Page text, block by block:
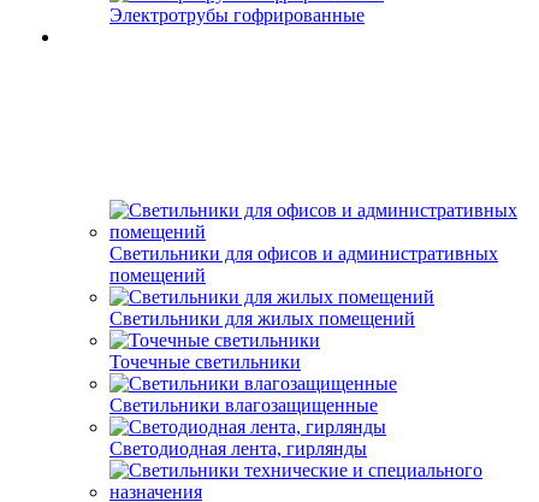
Электротрубы гофрированные
Светильники для офисов и административных
помещений
Светильники для жилых помещений
Точечные светильники
Светильники влагозащищенные
Светодиодная лента, гирлянды